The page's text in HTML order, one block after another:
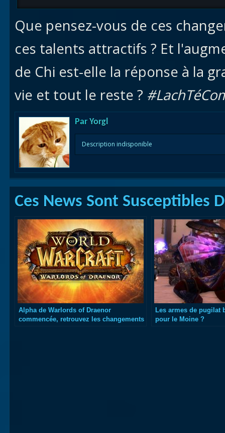
Que pensez-vous de ces
ces talents attractifs ? Et
de Chi est-elle la réponse à la
vie et tout le reste ?
Par Yorgl
Description indisponible
Ces News Sont Susceptibles
Alpha de Warlords of Draenor
commencée, retrouvez les changements
Les armes de pugilat
pour le Moine ?